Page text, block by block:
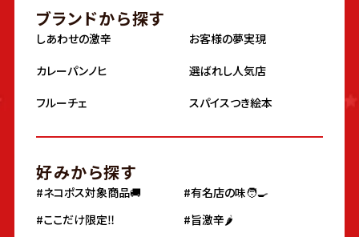
ブランドから探す
しあわせの激辛
お客様の夢実現
カレーパンノヒ
選ばれし人気店
フルーチェ
スパイスつき絵本
好みから探す
#ネコポス対象商品🚚
#有名店の味🧑‍🍳
#ここだけ限定‼️
#旨激辛🌶